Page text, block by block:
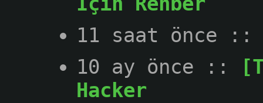
11 saat önce
10 ay önce ::
Hacker